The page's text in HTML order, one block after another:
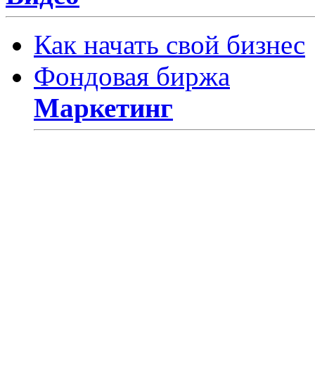
Как начать свой бизнес
Фондовая биржа
Маркетинг